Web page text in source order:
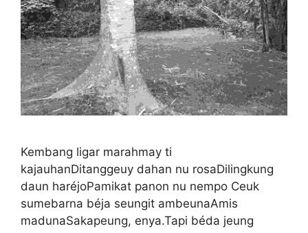
Kembang ligar marahmay ti
kajauhanDitanggeuy dahan nu rosaDilingkung
daun haréjoPamikat panon nu nempo Ceuk
sumebarna béja seungit ambeunaAmis
madunaSakapeung, enya.Tapi béda jeung